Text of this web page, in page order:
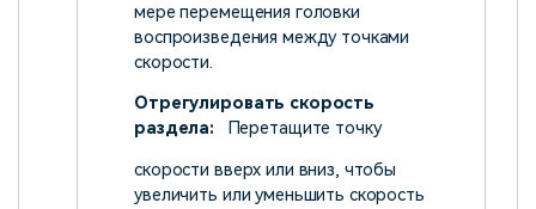
мере перемещения головки
воспроизведения между точками
скорости.
Отрегулировать скорость
раздела:
Перетащите точку
скорости вверх или вниз, чтобы
увеличить или уменьшить скорость